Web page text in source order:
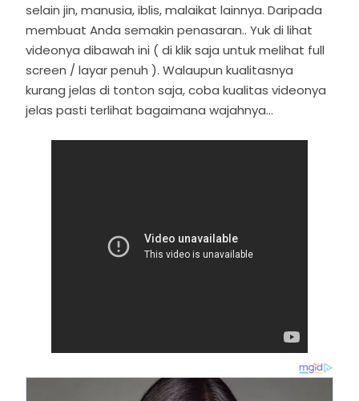
selain jin, manusia, iblis, malaikat lainnya. Daripada
membuat Anda semakin penasaran.. Yuk di lihat
videonya dibawah ini ( di klik saja untuk melihat full
screen / layar penuh ). Walaupun kualitasnya
kurang jelas di tonton saja, coba kualitas videonya
jelas pasti terlihat bagaimana wajahnya...